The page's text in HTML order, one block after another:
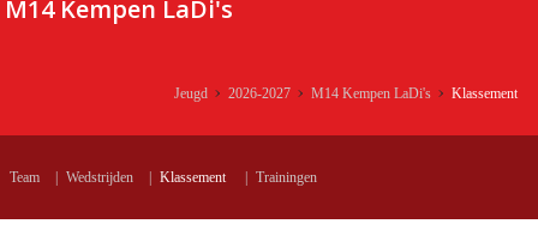
M14 Kempen LaDi's
Jeugd 2026-2027 M14 Kempen LaDi's Klassement
Team Wedstrijden Klassement Trainingen